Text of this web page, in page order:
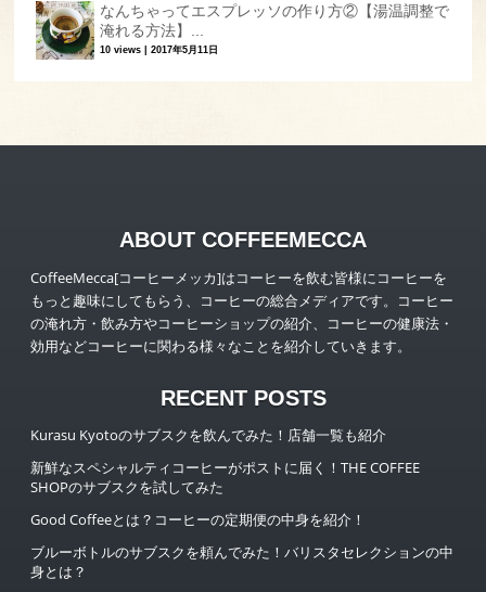
なんちゃってエスプレッソの作り方②【湯温調整で
淹れる方法】...
10 views |2017年5月11日
ABOUT COFFEEMECCA
CoffeeMecca[コーヒーメッカ]はコーヒーを飲む皆様にコーヒーを
もっと趣味にしてもらう、コーヒーの総合メディアです。コーヒー
の淹れ方・飲み方やコーヒーショップの紹介、コーヒーの健康法・
効用などコーヒーに関わる様々なことを紹介していきます。
RECENT POSTS
Kurasu Kyotoのサブスクを飲んでみた！店舗一覧も紹介
新鮮なスペシャルティコーヒーがポストに届く！THE COFFEE
SHOPのサブスクを試してみた
Good Coffeeとは？コーヒーの定期便の中身を紹介！
ブルーボトルのサブスクを頼んでみた！バリスタセレクションの中
身とは？